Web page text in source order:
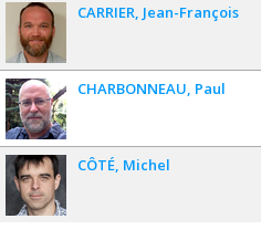
CARRIER Jean-François
CHARBONNEAU Paul
CÔTÉ Michel